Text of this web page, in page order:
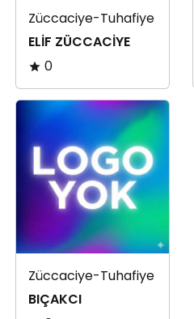
Züccaciye-Tuhafiye
ELİF ZÜCCACİYE
0
Züccaciye-Tuhafiye
BIÇAKCI